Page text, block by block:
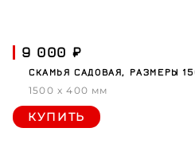
9 000 ₽
СКАМЬЯ САДОВАЯ, РАЗМЕРЫ
1500 x 400 мм
КУПИТЬ